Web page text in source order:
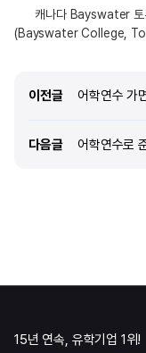
캐나다 Bayswater 토
(Bayswater College,
회화 능력을 키우기에 적
이어갈 수 있다는 점 역시
적당한 규모로 운영되어 강
더욱 활발하다는 점이 인상
분위기 역시 액티비티 중
이전글 이전글
어학연수 가
다음글 다음글
어학연수로
15년 연속, 유학기업 1위!